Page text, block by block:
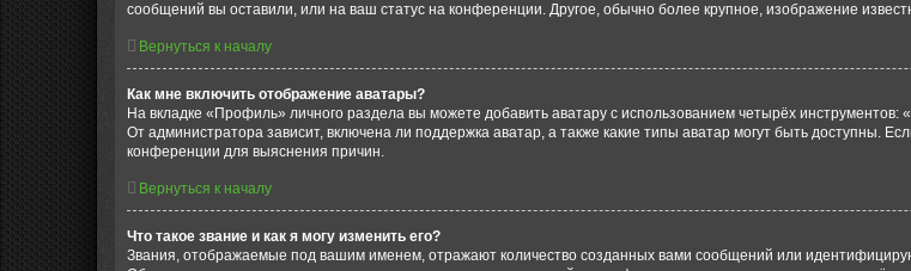
сообщений вы оставили, или на ваш статус на конференции. Другое, обычно более крупное, изображение
Вернуться к началу
Как мне включить отображение аватары?
На вкладке «Профиль» личного раздела вы можете добавить аватару с использованием четырёх
От администратора зависит, включена ли поддержка аватар, а также какие типы аватар могут быть доступны.
конференции для выяснения причин.
Вернуться к началу
Что такое звание и как я могу изменить его?
Звания, отображаемые под вашим именем, отражают количество созданных вами сообщений или